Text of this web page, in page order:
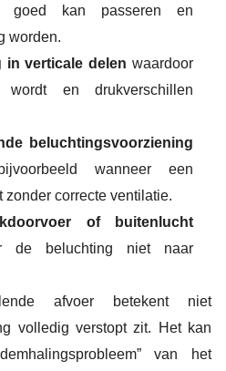
goed kan passeren en
worden.
in verticale delen waardoor
en drukverschillen
beluchtingsvoorziening
wanneer een
correcte ventilatie.
of buitenlucht
de beluchting niet naar
afvoer betekent niet
volledig verstopt zit. Het kan
van het